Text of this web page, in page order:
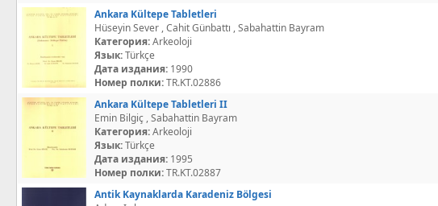
Ankara Kültepe Tabletleri
Hüseyin Sever , Cahit Günbattı , Sabahattin Bayram
Категория:Arkeoloji
Язык:Türkçe
Дата издания: 1990
Номер полки:TR.KT.02886
Ankara Kültepe Tabletleri II
Emin Bilgiç , Sabahattin Bayram
Категория:Arkeoloji
Язык:Türkçe
Дата издания: 1995
Номер полки:TR.KT.02887
Antik Kaynaklarda Karadeniz Bölgesi